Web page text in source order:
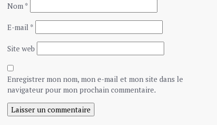
Nom *
E-mail *
Site web
Enregistrer mon nom, mon e-mail et mon site dans le
navigateur pour mon prochain commentaire.